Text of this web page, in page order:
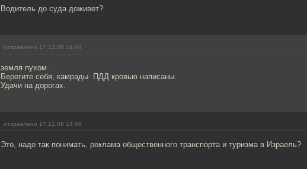
Водитель до суда доживет?
отправлено 17.12.08 14:44
земля пухом.
Берегите себя, камрады. ПДД кровью написаны.
Удачи на дорогах.
отправлено 17.12.08 14:46
Это, надо так понимать, реклама общественного транспорта и туризма в Израель?